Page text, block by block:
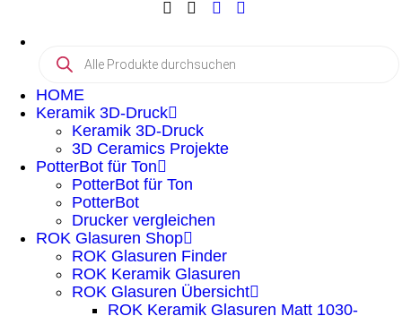
HOME
Keramik 3D-Druck
Keramik 3D-Druck
3D Ceramics Projekte
PotterBot für Ton
PotterBot für Ton
PotterBot
Drucker vergleichen
ROK Glasuren Shop
ROK Glasuren Finder
ROK Keramik Glasuren
ROK Glasuren Übersicht
ROK Keramik Glasuren Matt 1030-